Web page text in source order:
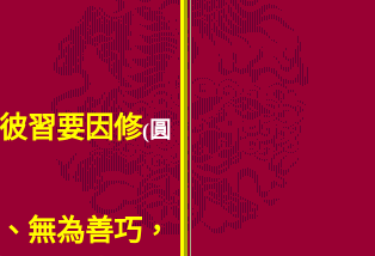
習要因修(圓
無為善巧，